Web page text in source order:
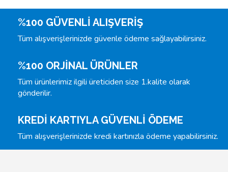
%100 GÜVENLİ ALIŞVERİŞ
Tüm alışverişlerinizde güvenle ödeme sağlayabilirsiniz.
%100 ORJİNAL ÜRÜNLER
Tüm ürünlerimiz ilgili üreticiden size 1.kalite olarak
gönderilir.
KREDİ KARTIYLA GÜVENLİ ÖDEME
Tüm alışverişlerinizde kredi kartınızla ödeme yapabilirsiniz.